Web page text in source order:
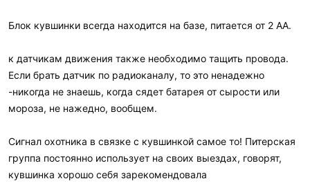
Блок кувшинки всегда находится на базе, питается от 2 АА.
к датчикам движения также необходимо тащить провода.
Если брать датчик по радиоканалу, то это ненадежно
-никогда не знаешь, когда сядет батарея от сырости или
мороза, не нажедно, вообщем.
Сигнал охотника в связке с кувшинкой самое то! Питерская
группа постоянно использует на своих выездах, говорят,
кувшинка хорошо себя зарекомендовала